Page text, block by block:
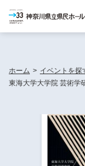
イベントを探
ホーム > イベントを探
東海大学大学院 芸術学